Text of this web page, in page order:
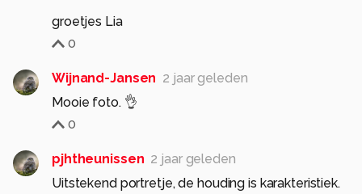
groetjes Lia
0
Wijnand-Jansen 2 jaar geleden
Mooie foto. 👌
0
pjhtheunissen 2 jaar geleden
Uitstekend portretje, de houding is karakteristiek.